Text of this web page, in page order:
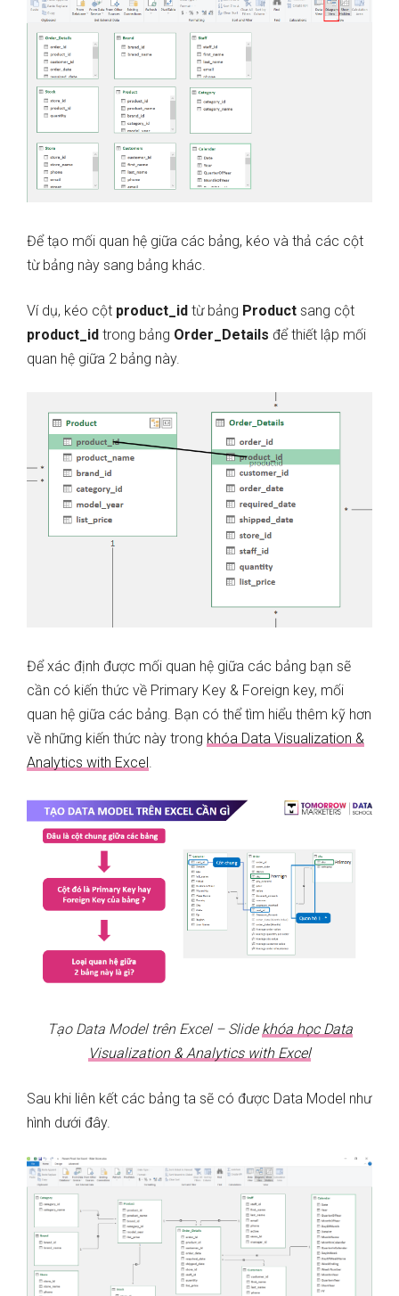
Để tạo mối quan hệ giữa các bảng, kéo và thả các cột
từ bảng này sang bảng khác.
Ví dụ, kéo cột product_id từ bảng Product sang cột
product_id trong bảng Order_Details để thiết lập mối
quan hệ giữa 2 bảng này.
Để xác định được mối quan hệ giữa các bảng bạn sẽ
cần có kiến thức về Primary Key & Foreign key, mối
quan hệ giữa các bảng. Bạn có thể tìm hiểu thêm kỹ hơn
về những kiến thức này trong khóa Data Visualization &
Analytics with Excel .
Tạo Data Model trên Excel – Slide khóa học Data
Visualization & Analytics with Excel
Sau khi liên kết các bảng ta sẽ có được Data Model như
hình dưới đây.